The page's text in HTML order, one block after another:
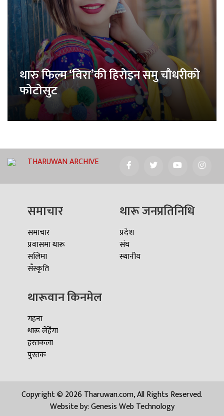
थारु फिल्म ‘विरा’की हिरोइन समु चौधरीको
फोटोसुट
THARUWAN ARCHIVE
समाचार
समाचार
प्रवासमा थारू
सलिमा
सँस्कृति
थारू जनप्रतिनिधि
प्रदेश
संघ
स्थानीय
थारूवान किनमेल
गहना
थारू लेहेँगा
हस्तकला
पुस्तक
Copyright © 2026 Tharuwan.com, All Rights Reserved.
Website by:Genesis Web Technology